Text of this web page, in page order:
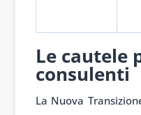
Le cautele
consulenti
La Nuova